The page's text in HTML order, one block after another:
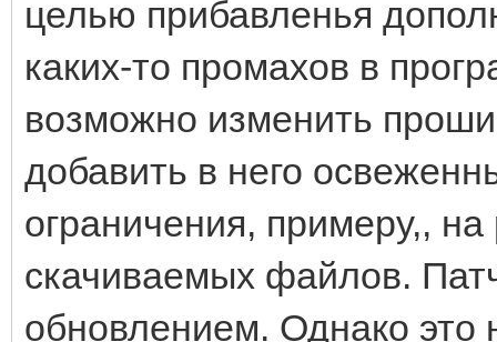
целью прибавленья
каких-то промахов в
возможно изменить
добавить в него
ограничения, примеру,,
скачиваемых файлов.
обновлением. Однако это